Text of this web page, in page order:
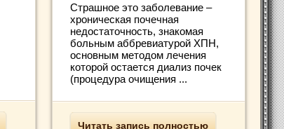
Страшное это заболевание –
хроническая почечная
недостаточность, знакомая
больным аббревиатурой ХПН,
основным методом лечения
которой остается диализ почек
(процедура очищения ...
Читать запись полностью